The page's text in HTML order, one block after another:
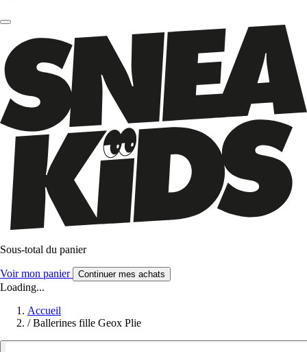
Sous-total du panier
Voir mon panier Continuer mes achats
Loading...
Accueil
/ Ballerines fille Geox Plie